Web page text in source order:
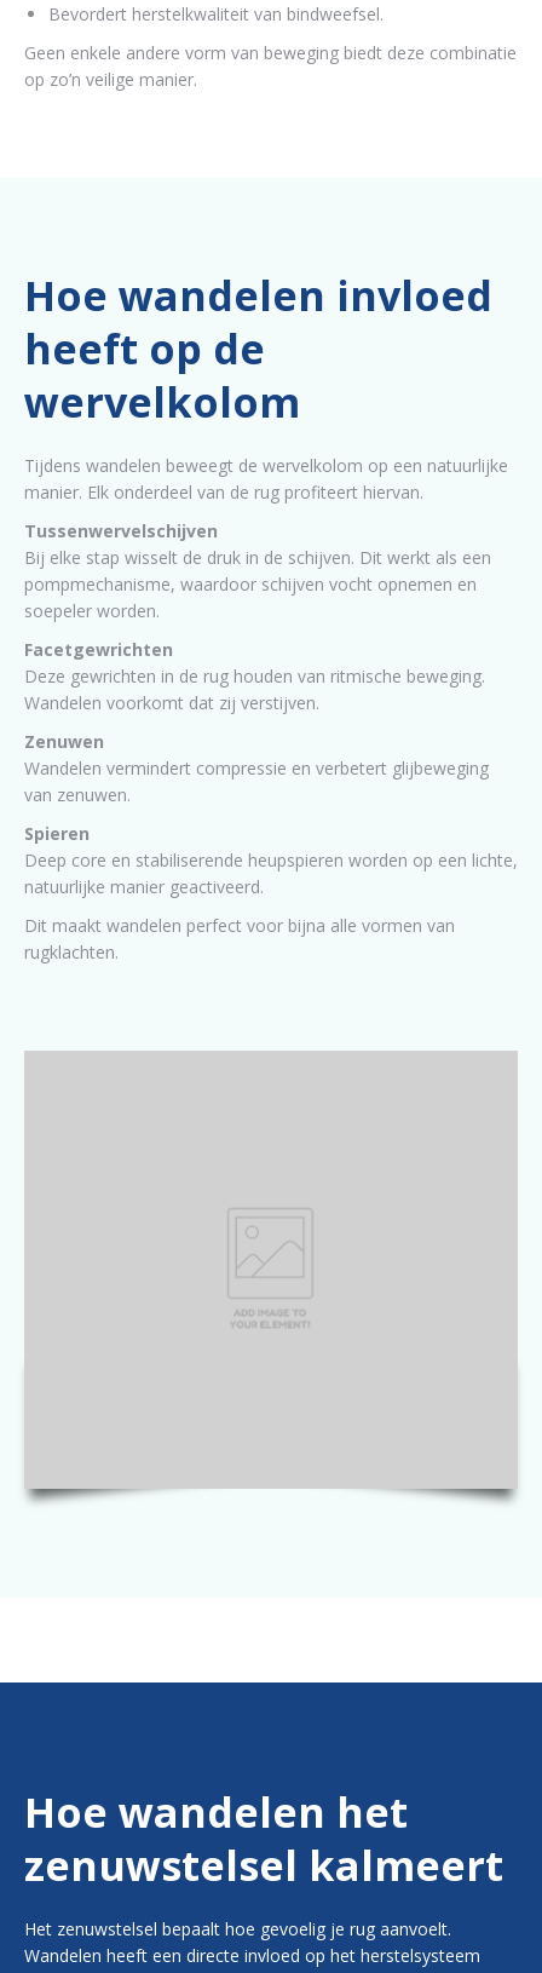
Bevordert herstelkwaliteit van bindweefsel.
Geen enkele andere vorm van beweging biedt deze combinatie
op zo’n veilige manier.
Hoe wandelen invloed
heeft op de
wervelkolom
Tijdens wandelen beweegt de wervelkolom op een natuurlijke
manier. Elk onderdeel van de rug profiteert hiervan.
Tussenwervelschijven
Bij elke stap wisselt de druk in de schijven. Dit werkt als een
pompmechanisme, waardoor schijven vocht opnemen en
soepeler worden.
Facetgewrichten
Deze gewrichten in de rug houden van ritmische beweging.
Wandelen voorkomt dat zij verstijven.
Zenuwen
Wandelen vermindert compressie en verbetert glijbeweging
van zenuwen.
Spieren
Deep core en stabiliserende heupspieren worden op een lichte,
natuurlijke manier geactiveerd.
Dit maakt wandelen perfect voor bijna alle vormen van
rugklachten.
Hoe wandelen het
zenuwstelsel kalmeert
Het zenuwstelsel bepaalt hoe gevoelig je rug aanvoelt.
Wandelen heeft een directe invloed op het herstelsysteem